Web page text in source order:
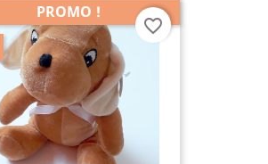
PROMO !
favorite_border